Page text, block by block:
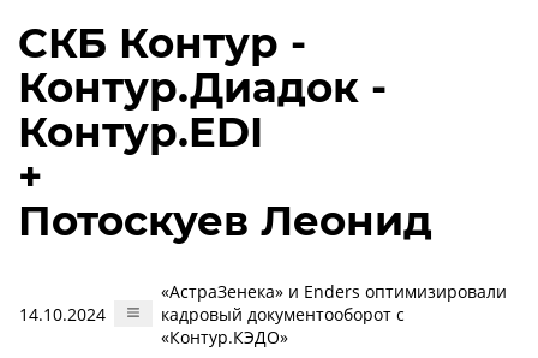
СКБ Контур -
Контур.Диадок -
Контур.EDI
+
Потоскуев Леонид
14.10.2024
«АстраЗенека» и Enders оптимизировали
кадровый документооборот с
«Контур.КЭДО»